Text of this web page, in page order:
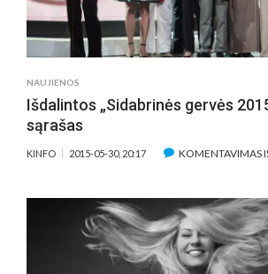
NAUJIENOS
Išdalintos „Sidabrinės gervės
sąrašas
KINFO 2015-05-30, 20:17 KOMENTAVIMAS